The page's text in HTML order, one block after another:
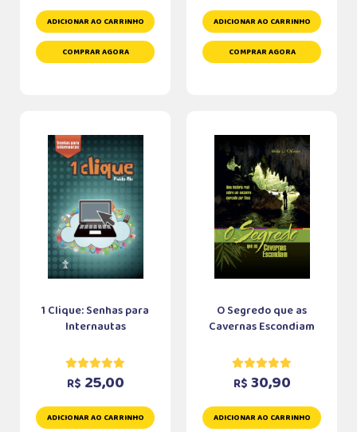
ADICIONAR AO CARRINHO
COMPRAR AGORA
ADICIONAR AO CARRINHO
COMPRAR AGORA
1 Clique: Senhas para
Internautas
R$ 25,00
ADICIONAR AO CARRINHO
O Segredo que as
Cavernas Escondiam
R$ 30,90
ADICIONAR AO CARRINHO